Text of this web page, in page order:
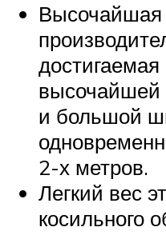
Высочайшая
высочайшей
и большой
2-х метров.
Легкий вес
косильного